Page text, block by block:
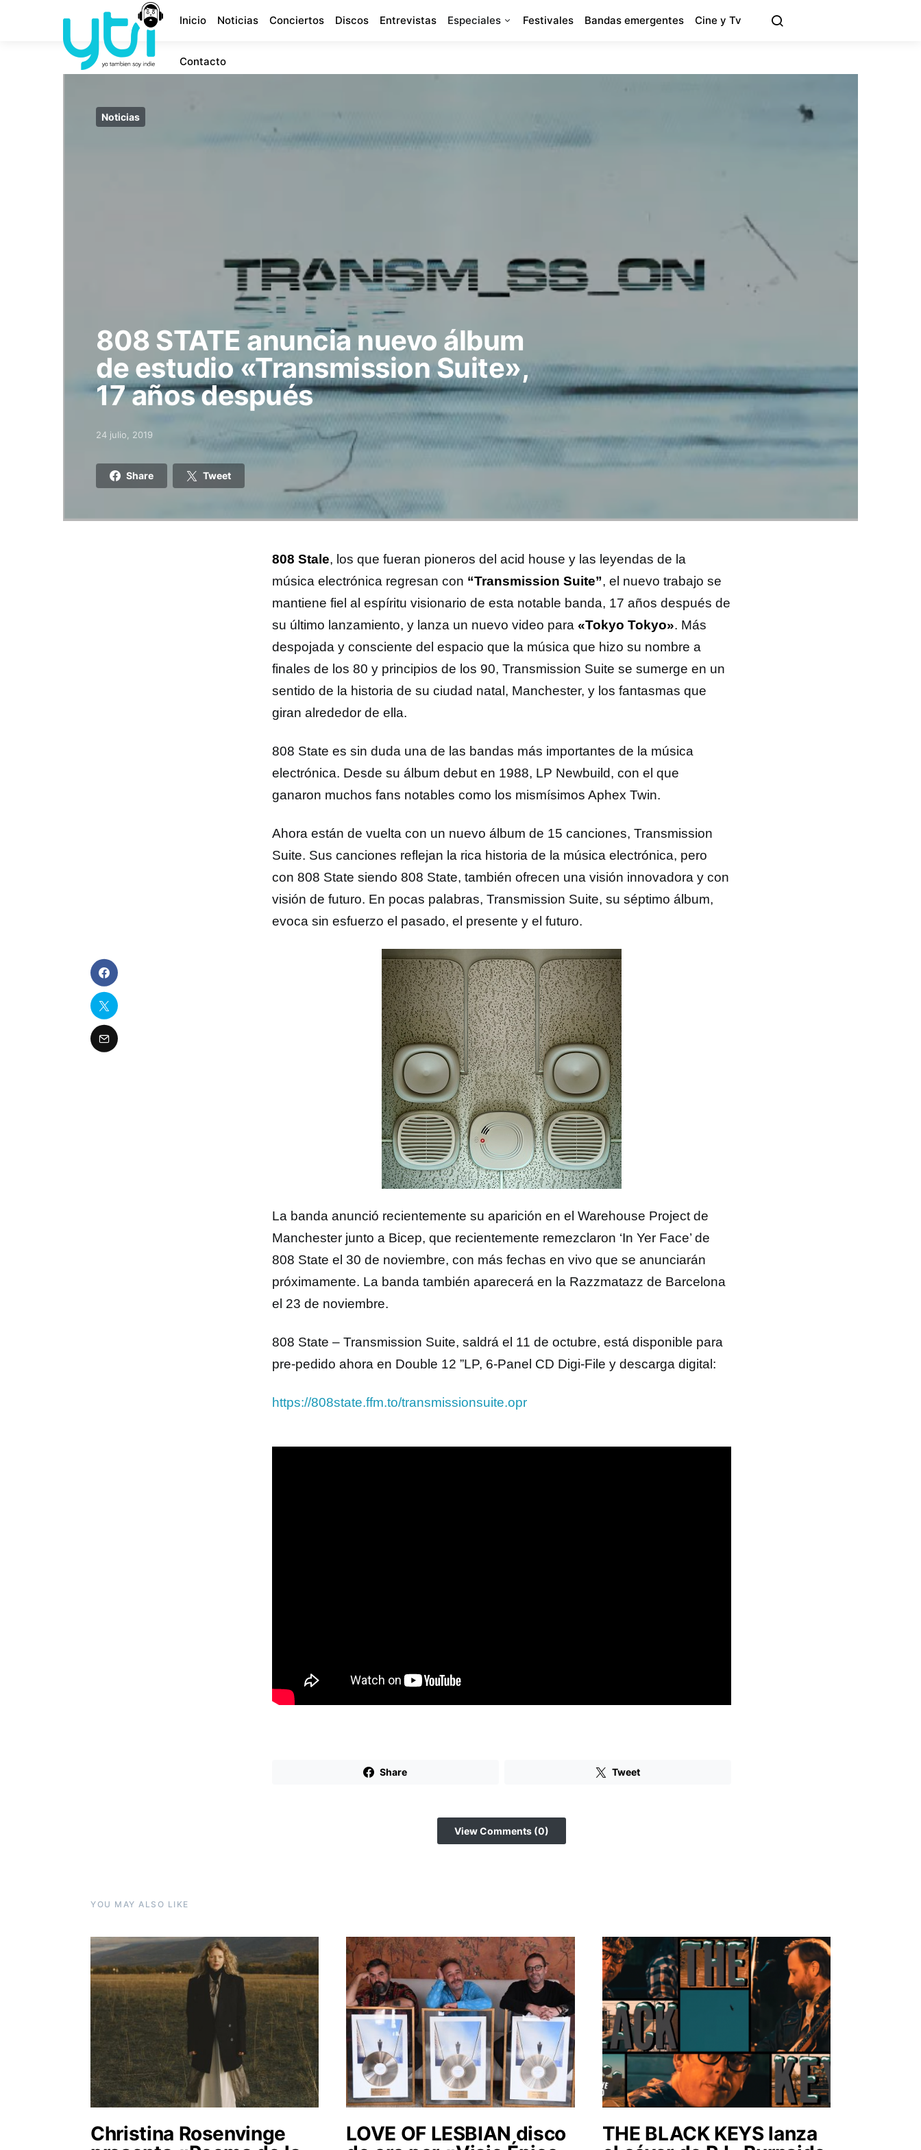
Inicio Noticias Conciertos Discos Entrevistas Especiales Festivales Bandas emergentes Cine y Tv
Contacto
Noticias
808 STATE anuncia nuevo álbum
de estudio «Transmission Suite»,
17 años después
Posted on
24 julio, 2019
Share Tweet
808 Stale, los que fueran pioneros del acid house y las leyendas de la
música electrónica regresan con “Transmission Suite”, el nuevo trabajo se
mantiene fiel al espíritu visionario de esta notable banda, 17 años después de
su último lanzamiento, y lanza un nuevo video para «Tokyo Tokyo». Más
despojada y consciente del espacio que la música que hizo su nombre a
finales de los 80 y principios de los 90, Transmission Suite se sumerge en un
sentido de la historia de su ciudad natal, Manchester, y los fantasmas que
giran alrededor de ella.
808 State es sin duda una de las bandas más importantes de la música
electrónica. Desde su álbum debut en 1988, LP Newbuild, con el que
ganaron muchos fans notables como los mismísimos Aphex Twin.
Ahora están de vuelta con un nuevo álbum de 15 canciones, Transmission
Suite. Sus canciones reflejan la rica historia de la música electrónica, pero
con 808 State siendo 808 State, también ofrecen una visión innovadora y con
visión de futuro. En pocas palabras, Transmission Suite, su séptimo álbum,
evoca sin esfuerzo el pasado, el presente y el futuro.
La banda anunció recientemente su aparición en el Warehouse Project de
Manchester junto a Bicep, que recientemente remezclaron ‘In Yer Face’ de
808 State el 30 de noviembre, con más fechas en vivo que se anunciarán
próximamente. La banda también aparecerá en la Razzmatazz de Barcelona
el 23 de noviembre.
808 State – Transmission Suite, saldrá el 11 de octubre, está disponible para
pre-pedido ahora en Double 12 ”LP, 6-Panel CD Digi-File y descarga digital:
https://808state.ffm.to/transmissionsuite.opr
Share Tweet
View Comments (0)
YOU MAY ALSO LIKE
Christina Rosenvinge
LOVE OF LESBIAN disco
THE BLACK KEYS lanza